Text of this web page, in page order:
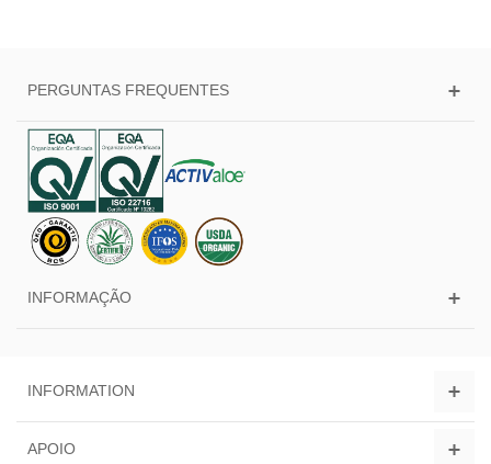
PERGUNTAS FREQUENTES
INFORMAÇÃO
INFORMATION
APOIO